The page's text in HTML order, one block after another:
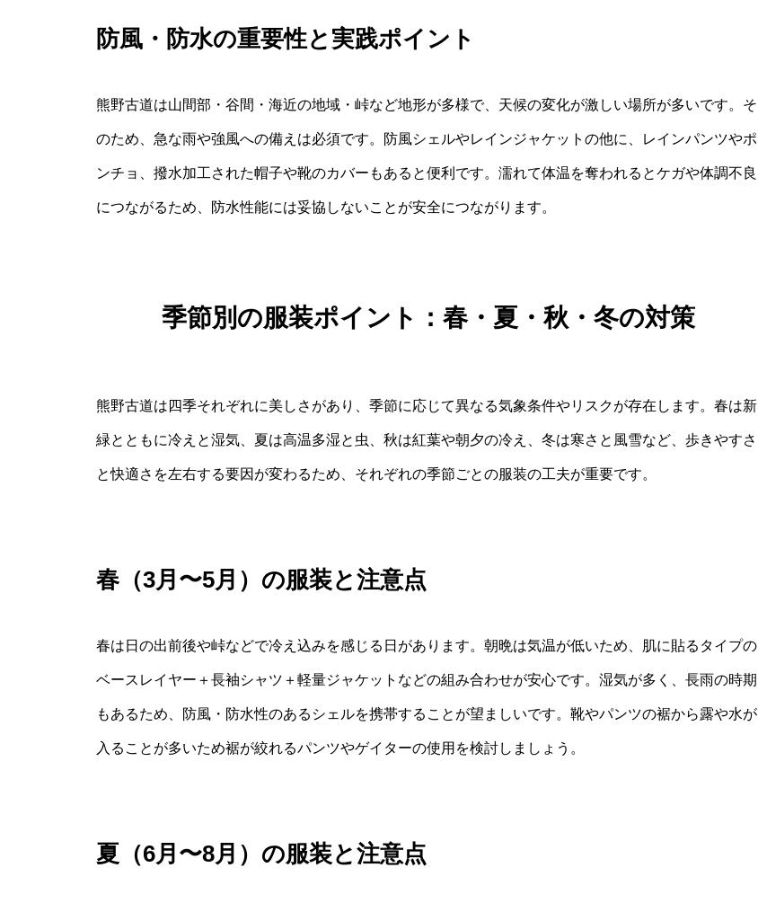
防風・防水の重要性と実践ポイント
熊野古道は山間部・谷間・海近の地域・峠など地形が多様で、天候の変化が激しい場所が多いです。そ
のため、急な雨や強風への備えは必須です。防風シェルやレインジャケットの他に、レインパンツやポ
ンチョ、撥水加工された帽子や靴のカバーもあると便利です。濡れて体温を奪われるとケガや体調不良
につながるため、防水性能には妥協しないことが安全につながります。
季節別の服装ポイント：春・夏・秋・冬の対策
熊野古道は四季それぞれに美しさがあり、季節に応じて異なる気象条件やリスクが存在します。春は新
緑とともに冷えと湿気、夏は高温多湿と虫、秋は紅葉や朝夕の冷え、冬は寒さと風雪など、歩きやすさ
と快適さを左右する要因が変わるため、それぞれの季節ごとの服装の工夫が重要です。
春（3月〜5月）の服装と注意点
春は日の出前後や峠などで冷え込みを感じる日があります。朝晩は気温が低いため、肌に貼るタイプの
ベースレイヤー＋長袖シャツ＋軽量ジャケットなどの組み合わせが安心です。湿気が多く、長雨の時期
もあるため、防風・防水性のあるシェルを携帯することが望ましいです。靴やパンツの裾から露や水が
入ることが多いため裾が絞れるパンツやゲイターの使用を検討しましょう。
夏（6月〜8月）の服装と注意点